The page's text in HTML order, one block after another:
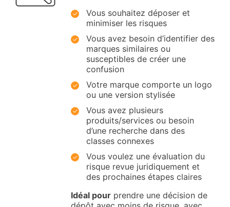
Vous souhaitez déposer et
minimiser les risques
Vous avez besoin d’identifier des
marques similaires ou
susceptibles de créer une
confusion
Votre marque comporte un logo
ou une version stylisée
Vous avez plusieurs
produits/services ou besoin
d’une recherche dans des
classes connexes
Vous voulez une évaluation du
risque revue juridiquement et
des prochaines étapes claires
Idéal pour prendre une décision de